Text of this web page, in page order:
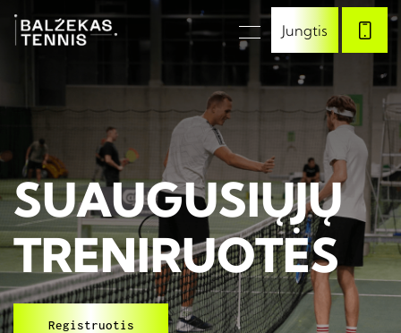
Jungtis
SUAUGUSIŲJŲ
TRENIRUOTĖS
Registruotis